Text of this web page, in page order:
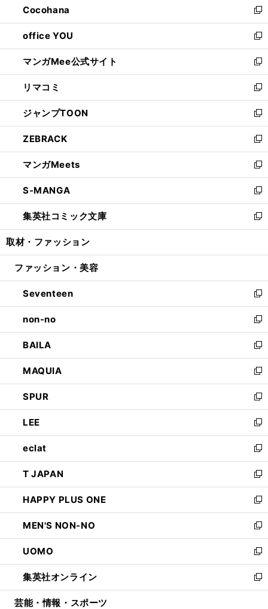
く
で
開
く
ド
ウ
で
開
く
い
ウ
ィ
ン
ド
ウ
で
開
く
Cocohana
新
し
い
ウ
ィ
ン
ド
ウ
で
開
く
office YOU
新
し
い
ウ
ィ
ン
ド
ウ
で
開
く
マンガMee公式サイト
新
し
い
ウ
ィ
ン
ド
ウ
で
開
く
リマコミ
新
し
い
ウ
ィ
ン
ド
ウ
で
開
く
ジャンプTOON
新
し
い
ウ
ィ
ン
ド
ウ
で
開
ZEBRACK
新
し
い
ウ
ィ
ン
ド
ウ
開
マンガMeets
新
し
い
ウ
ィ
ン
ウ
開
く
S-MANGA
新
し
い
ウ
ン
ウ
で
開
く
集英社コミック文庫
新
し
ウ
ン
ド
ウ
で
開
く
取材・ファッション
ファッション・美容
Seventeen
新
し
い
ウ
ィ
ン
ド
ウ
で
開
く
non-no
新
し
い
ウ
ィ
ン
ド
ウ
で
開
く
BAILA
新
し
い
ウ
ィ
ン
ド
ウ
で
開
く
MAQUIA
新
し
い
ウ
ィ
ン
ド
ウ
で
開
く
SPUR
新
し
い
ウ
ィ
ン
ド
ウ
で
開
く
LEE
新
し
い
ウ
ィ
ン
ド
ウ
で
開
く
eclat
新
し
い
ウ
ィ
ン
ド
ウ
で
開
く
T JAPAN
新
し
い
ウ
ィ
ン
ド
ウ
で
開
HAPPY PLUS ONE
新
し
い
ウ
ィ
ン
ド
ウ
MEN'S NON-NO
新
し
い
ウ
ィ
ン
UOMO
新
し
い
ウ
集英社オンライン
新
し
芸能・情報・スポーツ